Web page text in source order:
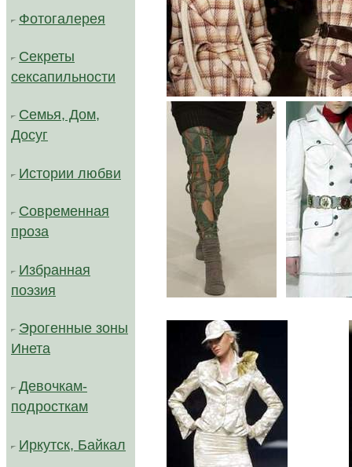
Фотогалерея
Секреты
сексапильности
Семья, Дом,
Досуг
Истории любви
Современная
проза
Избранная
поэзия
Эрогенные зоны
Инета
Девочкам-
подросткам
Иркутск, Байкал